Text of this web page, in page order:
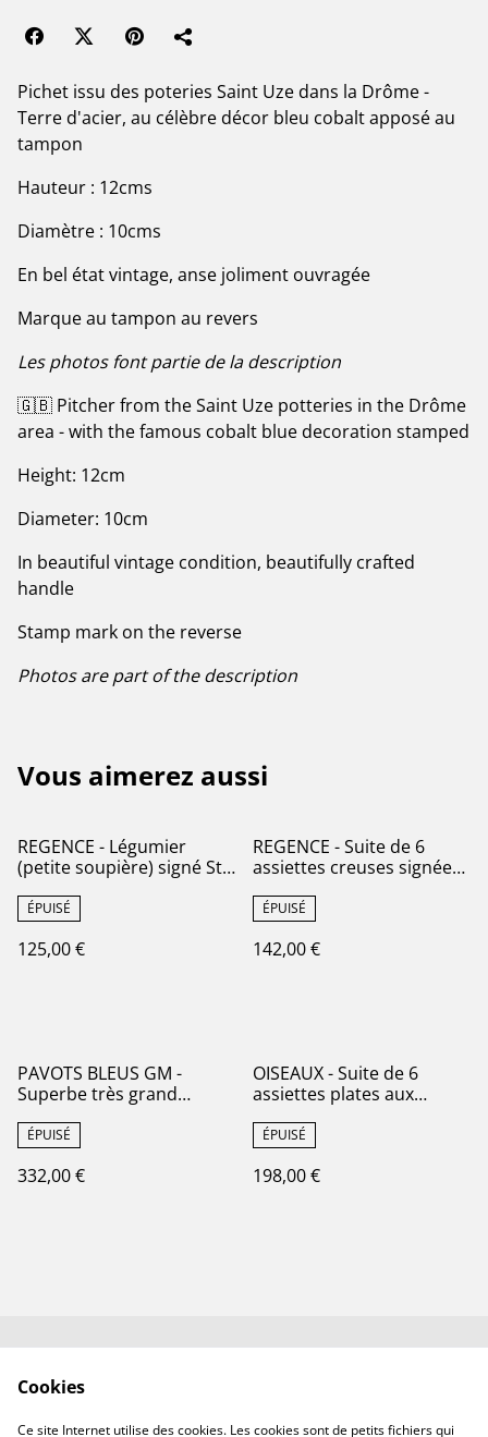
Pichet issu des poteries Saint Uze dans la Drôme -
Terre d'acier, au célèbre décor bleu cobalt apposé au
tampon
Hauteur : 12cms
Diamètre : 10cms
En bel état vintage, anse joliment ouvragée
Marque au tampon au revers
Les photos font partie de la description
🇬🇧 Pitcher from the Saint Uze potteries in the Drôme
area - with the famous cobalt blue decoration stamped
Height: 12cm
Diameter: 10cm
In beautiful vintage condition, beautifully crafted
handle
Stamp mark on the reverse
Photos are part of the description
Vous aimerez aussi
REGENCE - Légumier
(petite soupière) signé St
Terre de Fer
ÉPUISÉ
125,00 €
REGENCE - Suite de 6
assiettes creuses signées
- Terre de Fer
ÉPUISÉ
142,00 €
PAVOTS BLEUS GM -
Superbe très grand
par la manufacture
française de Choisy le Roi -
Terre de Fer
ÉPUISÉ
332,00 €
OISEAUX - Suite de 6
assiettes plates aux
manufacture française de
Gien - Terre de Fer
ÉPUISÉ
198,00 €
Contactez-nous✉️
Politique de
Politique de cookies
Cookies
Ce site Internet utilise des cookies. Les cookies sont de petits fichiers qui